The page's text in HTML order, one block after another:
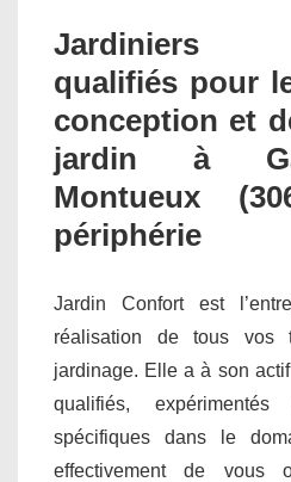
Jardiniers
qualifiés pour
conception et
jardin à
Montueux
périphérie
Jardin Confort est
réalisation de tous vos
jardinage. Elle a à son
qualifiés,
spécifiques dans le
effectivement de vous